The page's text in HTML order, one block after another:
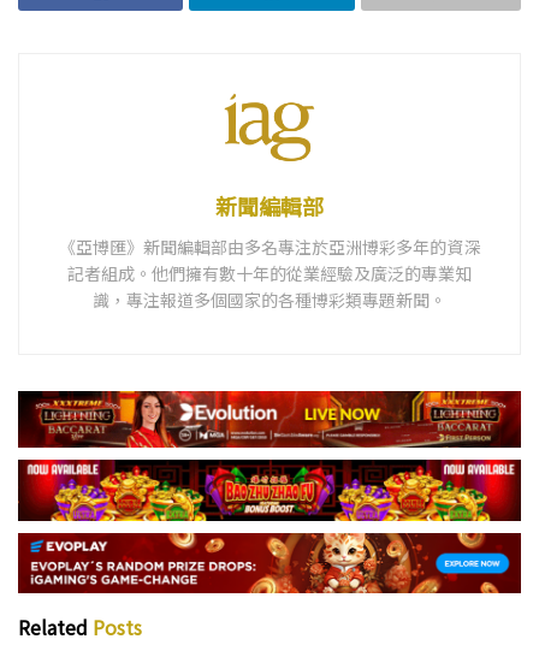
新聞編輯部
《亞博匯》新聞編輯部由多名專注於亞洲博彩多年的資深
記者組成。他們擁有數十年的從業經驗及廣泛的專業知
識，專注報道多個國家的各種博彩類專題新聞。
Related Posts